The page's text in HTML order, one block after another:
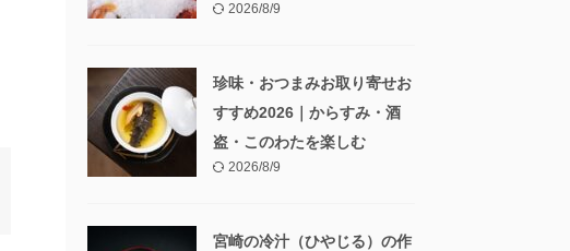
2026/8/9
珍味・おつまみお取り寄せお
すすめ2026｜からすみ・酒
盗・このわたを楽しむ
2026/8/9
宮崎の冷汁（ひやじる）の作